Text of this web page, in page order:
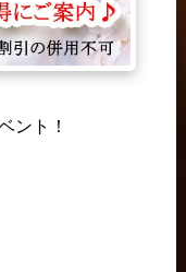
ント！